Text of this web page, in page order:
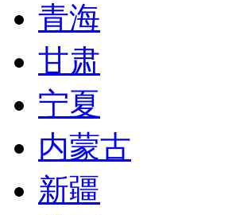
青海
甘肃
宁夏
内蒙古
新疆